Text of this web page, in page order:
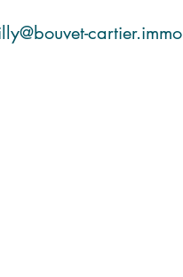
cartier.immo